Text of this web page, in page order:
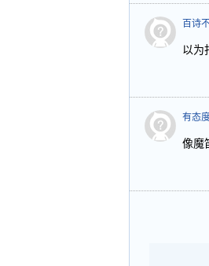
百诗
以为
有态
像魔